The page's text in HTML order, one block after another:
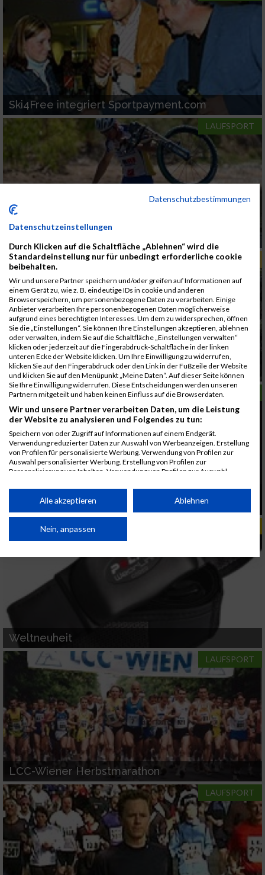
Ski4Free integriert Sportpayment.com
LAUFSPORT
NORDIC FITNESS
Die Nordic Walking Technik aus
sportwissenschaftlicher Sicht
LAUFSPORT
Halbmarathon 2004
Weltneuheit
LAUFSPORT
LCC-Wiener Herbstmarathon
LAUFSPORT
Datenschutzbestimmungen
Datenschutzeinstellungen
Durch Klicken auf die Schaltfläche „Ablehnen“ wird die
Standardeinstellung nur für unbedingt erforderliche cookie
beibehalten.
Wir und unsere Partner speichern und/oder greifen auf Informationen auf
einem Gerät zu, wie z. B. eindeutige IDs in cookie und anderen
Browserspeichern, um personenbezogene Daten zu verarbeiten. Einige
Anbieter verarbeiten Ihre personenbezogenen Daten möglicherweise
aufgrund eines berechtigten Interesses. Um dem zu widersprechen, öffnen
Sie die „Einstellungen“. Sie können Ihre Einstellungen akzeptieren, ablehnen
oder verwalten, indem Sie auf die Schaltfläche „Einstellungen verwalten“
klicken oder jederzeit auf die Fingerabdruck-Schaltfläche in der linken
unteren Ecke der Website klicken. Um Ihre Einwilligung zu widerrufen,
klicken Sie auf den Fingerabdruck oder den Link in der Fußzeile der Website
und klicken Sie auf den Menüpunkt „Meine Daten“. Auf dieser Seite können
Sie Ihre Einwilligung widerrufen. Diese Entscheidungen werden unseren
Partnern mitgeteilt und haben keinen Einfluss auf die Browserdaten.
Wir und unsere Partner verarbeiten Daten, um die Leistung
der Website zu analysieren und Folgendes zu tun:
Speichern von oder Zugriff auf Informationen auf einem Endgerät.
Verwendung reduzierter Daten zur Auswahl von Werbeanzeigen. Erstellung
von Profilen für personalisierte Werbung. Verwendung von Profilen zur
Auswahl personalisierter Werbung. Erstellung von Profilen zur
Personalisierung von Inhalten. Verwendung von Profilen zur Auswahl
Performance von Inhalten. Analyse von Zielgruppen durch Statistiken oder
Kombinationen von Daten aus verschiedenen Quellen. Entwicklung und
von Inhalten.
Daten können außerhalb der Europäischen Union weitergegeben und in die
Website/App.
Partnerliste anzeigen (1 IAB-Anbieter)
Wir nutzen Ihre Daten für folgende Zwecke:
IAB-Verarbeitungszwecke:
Speichern von oder Zugriff auf Informationen
auf einem Endgerät
Verwendung reduzierter Daten zur Auswahl
von Werbeanzeigen
Erstellung von Profilen für personalisierte
Werbung
Verwendung von Profilen zur Auswahl
personalisierter Werbung
Erstellung von Profilen zur Personalisierung
von Inhalten
Verwendung von Profilen zur Auswahl
personalisierter Inhalte
Messung der Werbeleistung
Alle akzeptieren Ablehnen
Nein, anpassen